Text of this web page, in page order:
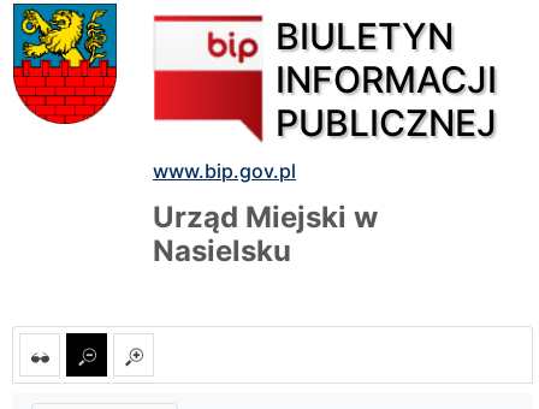
BIULETYN
INFORMACJI
PUBLICZNEJ
www.bip.gov.pl
Urząd Miejski w
Nasielsku